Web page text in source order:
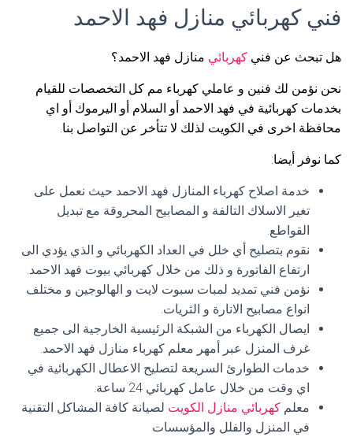
فني كهربائي منازل فهد الاحمد
هل تبحث عن فني كهربائي منازل فهد الاحمد؟
نحن نؤمن لك فنين و عاملي كهرباء مم كل التخصصات للقيام
بخدمات كهربائية في فهد الاحمد أو السلام أو اليرموك أو اي
محافظة اخرى في الكويت لذلك لا تتأخر عن التواصل بنا.
كما نوفر أيضا:
خدمة اصلاح كهرباء المنازل فهد الاحمد حيث نعمل على
تغير الاسلاك التالفة و المصابيح المحروقة مع تبديل
القواطع.
نقوم بتصليح أي خلل في العداد الكهربائي و الذي يؤدي الى
ارتفاع الفاتورة و ذلك من خلال كهربائي بيوت فهد الاحمد.
نؤمن فني تمديد لمبات سبوت لايت و الهالوجين و مختلف
انواع مصابيح الانارة و الثريات.
ايصال الكهرباء من الشبكة الرئيسية الخارجية الى جميع
غرف المنزل عبر أمهر معلم كهرباء منازل فهد الاحمد.
خدمات الطوارئ السريعة لتصليح الاعطال الكهربائية في
اي وقت من خلال عامل كهربائي 24 ساعة.
معلم كهربائي منازل الكويت لصيانة كافة المشاكل التقنية
في المنزل والفلل والمؤسسات